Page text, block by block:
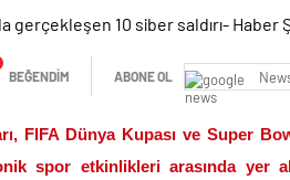
BEĞENDİM ABONE OL
FIFA Dünya Kupası ve Super
spor etkinlikleri arasında yer